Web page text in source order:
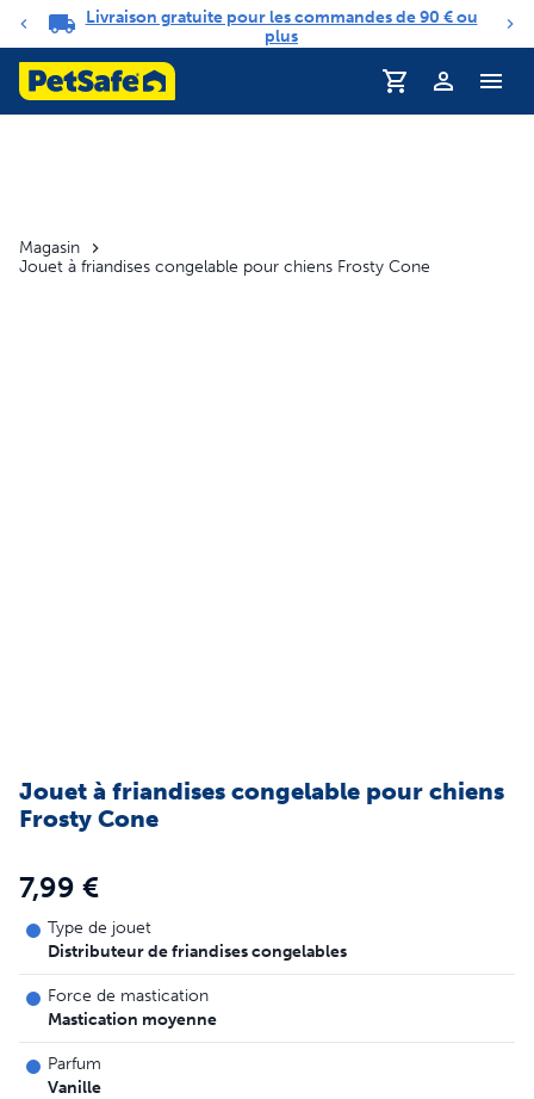
Carrousel de notifications
Livraison gratuite pour les commandes de 90 € ou
plus
Magasin
Jouet à friandises congelable pour chiens Frosty Cone
Jouet à friandises congelable pour chiens
Frosty Cone
7,99 €
Type de jouet
Distributeur de friandises congelables
Force de mastication
Mastication moyenne
Parfum
Vanille